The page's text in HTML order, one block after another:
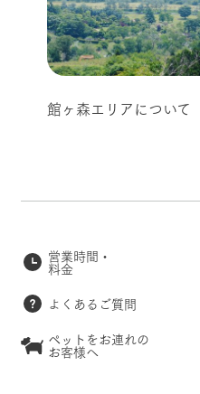
館ヶ森エリアについて
営業時間・
料金
よくあるご質問
ペットをお連れの
お客様へ